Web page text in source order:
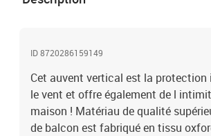
ID 8720286159149
Cet auvent vertical est la protection
le vent et offre également de l
maison ! Matériau de qualité
de balcon est fabriqué en tissu